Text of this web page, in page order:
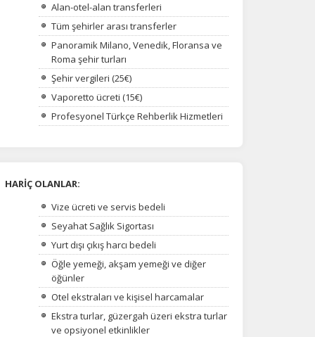
Alan-otel-alan transferleri
Tüm şehirler arası transferler
Panoramik Milano, Venedik, Floransa ve
Roma şehir turları
Şehir vergileri (25€)
Vaporetto ücreti (15€)
Profesyonel Türkçe Rehberlik Hizmetleri
HARİÇ OLANLAR:
Vize ücreti ve servis bedeli
Seyahat Sağlık Sigortası
Yurt dışı çıkış harcı bedeli
Öğle yemeği, akşam yemeği ve diğer
öğünler
Otel ekstraları ve kişisel harcamalar
Ekstra turlar, güzergah üzeri ekstra turlar
ve opsiyonel etkinlikler